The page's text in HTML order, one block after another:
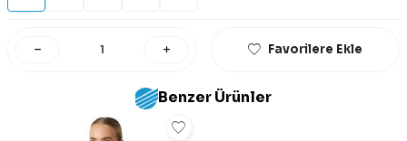
Favorilere Ekle
Benzer Ürünler